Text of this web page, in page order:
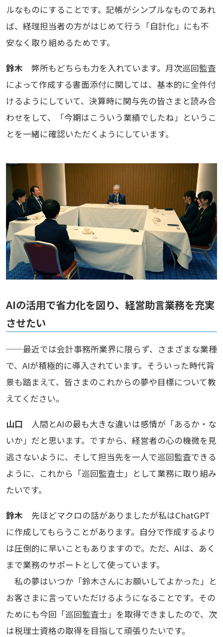
ルなものにすることです。記帳がシンプルなものであれ
ば、経理担当者の方がはじめて行う「自計化」にも不
安なく取り組めるためです。
鈴木 弊所もどちらも力を入れています。月次巡回監査
によって作成する書面添付に関しては、基本的に全件付
けるようにしていて、決算時に関与先の皆さまと読み合
わせをして、「今期はこういう業績でしたね」というこ
とを一緒に確認いただくようにしています。
AIの活用で省力化を図り、経営助言業務を充実
させたい
──最近では会計事務所業界に限らず、さまざまな業種
で、AIが積極的に導入されています。そういった時代背
景も踏まえて、皆さまのこれからの夢や目標について教
えてください。
山口 人間とAIの最も大きな違いは感情が「あるか・な
いか」だと思います。ですから、経営者の心の機微を見
逃さないように、そして担当先を一人で巡回監査できる
ように、これから「巡回監査士」として業務に取り組み
たいです。
鈴木 先ほどマクロの話がありましたが私はChatGPT
に作成してもらうことがあります。自分で作成するより
は圧倒的に早いこともありますので。ただ、AIは、あく
まで業務のサポートとして使っています。
私の夢はいつか「鈴木さんにお願いしてよかった」と
お客さまに言っていただけるようになることです。その
ためにも今回「巡回監査士」を取得できましたので、次
は税理士資格の取得を目指して頑張りたいです。